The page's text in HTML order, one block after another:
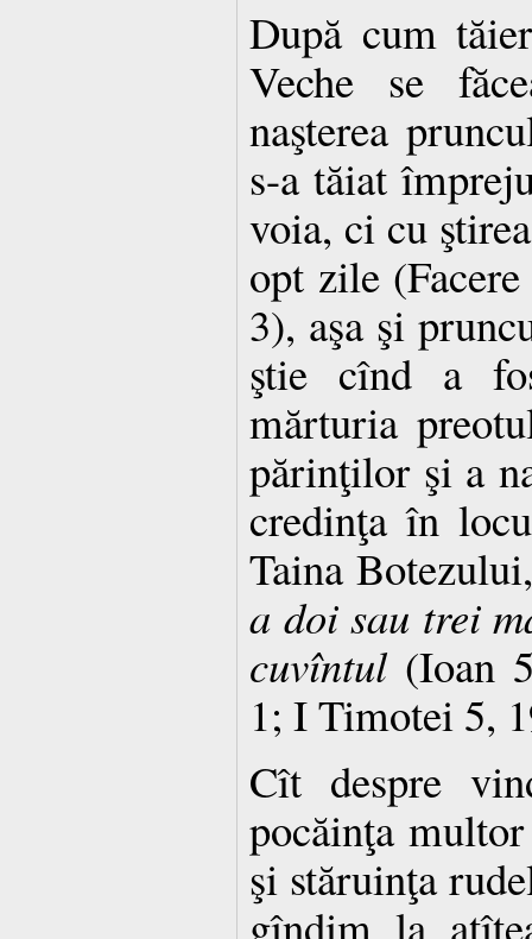
După cum
Veche se
naşterea
s-a tăiat
voia, ci cu
opt zile
3), aşa şi
ştie cînd a
mărturia
părinţilor şi a
credinţa în
Taina
a doi sau trei
cuvîntul(Ioan
1; I Timotei 5,
Cît despre
pocăinţa
şi stăruinţa
gîndim la